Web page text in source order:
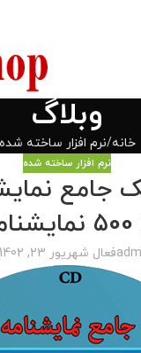
وبلاگ
خانه نرم افزار ساخته شده
نرم افزار ساخته شده
جامع
فعال شهریور 23, 1402